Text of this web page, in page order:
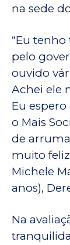
na sede
“Eu
pelo
ouvido
Achei ele
Eu
o Mais
de
muito
Michele
anos),
Na